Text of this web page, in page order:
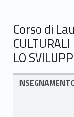
Corso di
LO